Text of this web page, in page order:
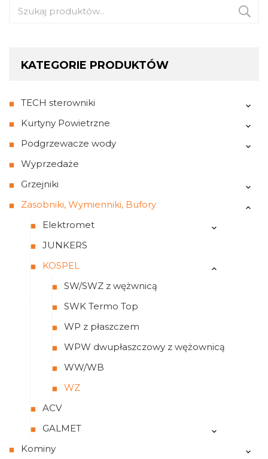
Szukaj:
KATEGORIE PRODUKTÓW
TECH sterowniki
Kurtyny Powietrzne
Podgrzewacze wody
Wyprzedaże
Grzejniki
Zasobniki, Wymienniki, Bufory
Elektromet
JUNKERS
KOSPEL
SW/SWZ z wężwnicą
SWK Termo Top
WP z płaszczem
WPW dwupłaszczowy z wężownicą
WW/WB
WZ
ACV
GALMET
Kominy